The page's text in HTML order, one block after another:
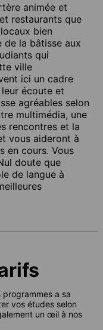
animée et
restaurants que
bien
de la bâtisse aux
qui
ville
ici un cadre
écoute et
agréables selon
multimédia, une
rencontres et la
vous aideront à
en cours. Vous
doute que
de langue à
a sa
vos études selon
un œil à nos